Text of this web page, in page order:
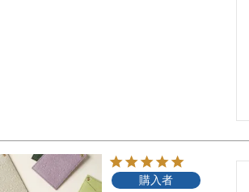
購入者